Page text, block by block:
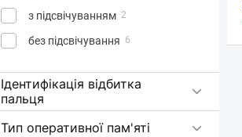
з підсвічуванням 2
без підсвічування 6
Ідентифікація відбитка
пальця
Тип оперативної пам'яті